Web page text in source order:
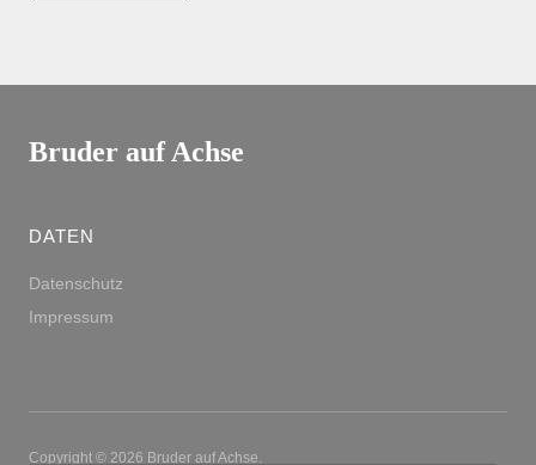
Bruder auf Achse
DATEN
Datenschutz
Impressum
Copyright © 2026 Bruder auf Achse